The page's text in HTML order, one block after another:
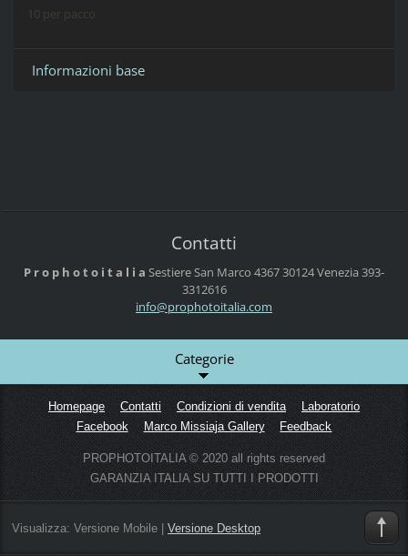
10 per pacco
Informazioni base
Contatti
P r o p h o t o i t a l i a Sestiere San Marco 436730124 Venezia 393-
3312616
info@prophotoitalia.com
Categorie
Homepage Contatti Condizioni di vendita
Laboratorio
Facebook
Marco Missiaja Gallery Feedback
PROPHOTOITALIA © 2020 all rights reserved
GARANZIA ITALIA SU TUTTI I PRODOTTI
Visualizza: Versione Mobile| Versione Desktop